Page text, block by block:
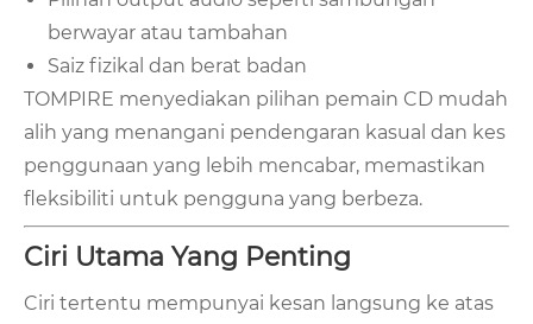
berwayar atau tambahan
Saiz fizikal dan berat badan
TOMPIRE menyediakan pilihan pemain CD mudah
alih yang menangani pendengaran kasual dan kes
penggunaan yang lebih mencabar, memastikan
fleksibiliti untuk pengguna yang berbeza.
Ciri Utama Yang Penting
Ciri tertentu mempunyai kesan langsung ke atas